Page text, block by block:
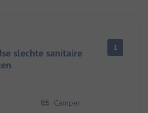
slechte sanitaire
1
Camper